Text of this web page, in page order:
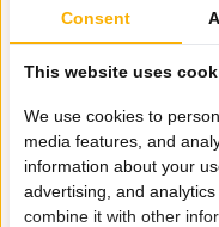
Our employee is
Send mail
Productomschrijving
Specificaties
Consent
This website uses
We use cookies to
media features, and
information about your
advertising, and
combine it with other